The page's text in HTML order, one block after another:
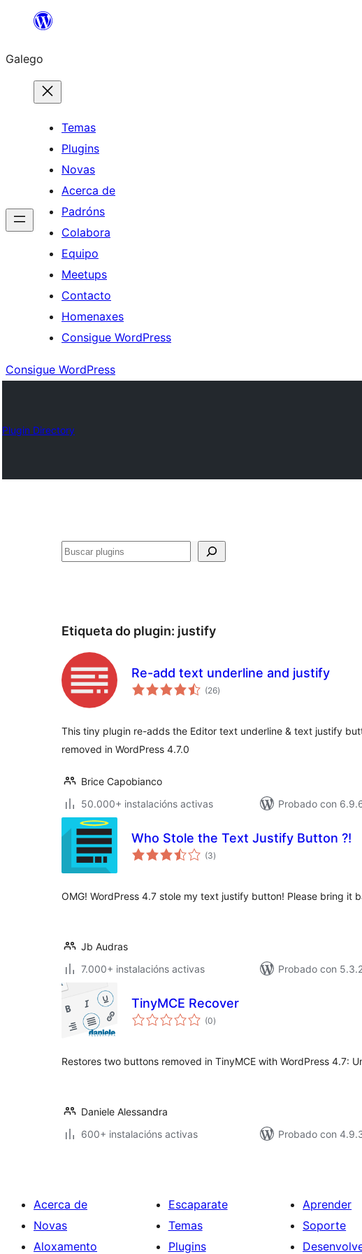
Saltar
contido
Galego
Temas
Plugins
Novas
Acerca de
Padróns
Colabora
Equipo
Meetups
Contacto
Homenaxes
Consigue WordPress
Consigue WordPress
Plugin Directory
Buscar
Etiqueta do plugin: justify
Re-add text underline and justify
(26valoracións
totais
)
This tiny plugin re-adds the Editor text underline & text justify
removed in WordPress 4.7.0
Brice Capobianco
50.000+ instalacións activas
Probado con
Who Stole the Text Justify Button ?!
(3valoracións
totais
)
OMG! WordPress 4.7 stole my text justify button! Please bring it
Jb Audras
7.000+ instalacións activas
Probado con
TinyMCE Recover
(0valoracións
totais
)
Restores two buttons removed in TinyMCE with WordPress 4.7:
Daniele Alessandra
600+ instalacións activas
Probado con
Acerca de
Novas
Aloxamento
Escaparate
Temas
Plugins
Aprender
Soporte